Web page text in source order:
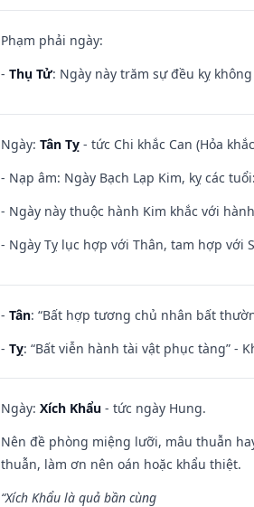
Phạm phải ngày:
- Thụ Tử: Ngày này trăm sự đều kỵ
Ngày: Tân Tỵ - tức Chi khắc Can (Hỏa
- Nạp âm: Ngày Bạch Lạp Kim, kỵ các
- Ngày này thuộc hành Kim khắc với
- Ngày Tỵ lục hợp với Thân, tam hợp với
- Tân: “Bất hợp tương chủ nhân bất
- Tỵ: “Bất viễn hành tài vật phục tàng” -
Ngày: Xích Khẩu - tức ngày Hung.
Nên đề phòng miệng lưỡi, mâu thuẫn
thuẫn, làm ơn nên oán hoặc khẩu thiệt.
“Xích Khẩu là quả bần cùng